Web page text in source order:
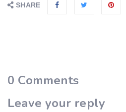
SHARE
0 Comments
Leave your reply